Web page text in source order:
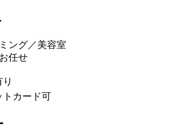
ング／美容室
任せ
トカード可